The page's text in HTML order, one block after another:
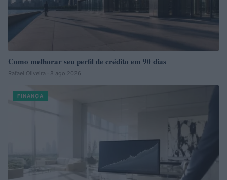
Como melhorar seu perfil de crédito em 90 dias
Rafael Oliveira · 8 ago 2026
FINANÇA